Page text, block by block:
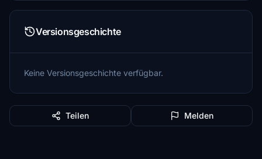
Versionsgeschichte
Keine Versionsgeschichte verfügbar.
Teilen Melden